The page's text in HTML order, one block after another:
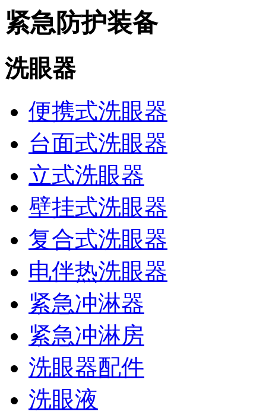
紧急防护装备
洗眼器
便携式洗眼器
台面式洗眼器
立式洗眼器
壁挂式洗眼器
复合式洗眼器
电伴热洗眼器
紧急冲淋器
紧急冲淋房
洗眼器配件
洗眼液